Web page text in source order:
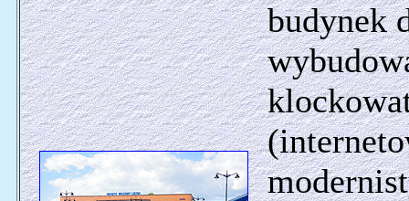
budynek